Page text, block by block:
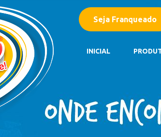
Seja Franqueado
INICIAL
Barrinhas
Bombom Gelado
Caixas
Casquinhas
Copos de Sobremesa
Kids
Linha Gourmet